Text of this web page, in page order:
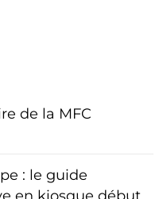
de la MFC
: le guide